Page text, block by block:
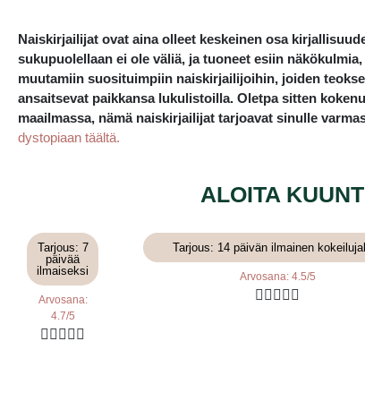
Naiskirjailijat ovat aina olleet keskeinen osa
sukupuolellaan ei ole väliä, ja tuoneet esiin
muutamiin suosituimpiin naiskirjailijoihin, joiden
ansaitsevat paikkansa lukulistoilla. Oletpa sitten
maailmassa, nämä naiskirjailijat tarjoavat sinulle
dystopiaan täältä.
ALOITA
Tarjous: 7
päivää
ilmaiseksi
Arvosana:
4.7/5
    
Tarjous: 14 päivän ilmainen
Arvosana: 4.5/5
    